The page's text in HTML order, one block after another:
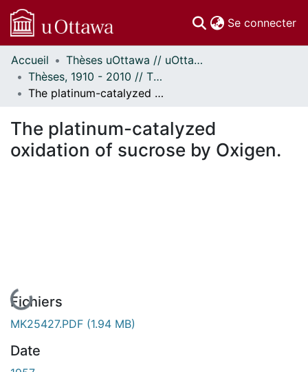
Se connecter
Communautés
et collections
Parcourir
À propos
Accueil
Thèses uOttawa // uOttawa Theses
Thèses, 1910 - 2010 // Theses, 1910 - 2010
The platinum-catalyzed oxidation of sucrose by Oxigen.
The platinum-catalyzed
oxidation of sucrose by Oxigen.
En cours de chargement...
Fichiers
MK25427.PDF (1.94 MB)
Date